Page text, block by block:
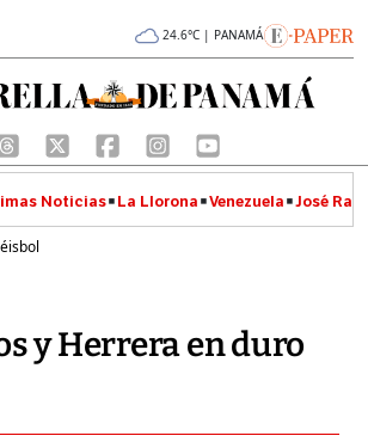
24.6°C | PANAMÁ
Noticias La Llorona Venezuela José
y Herrera en duro